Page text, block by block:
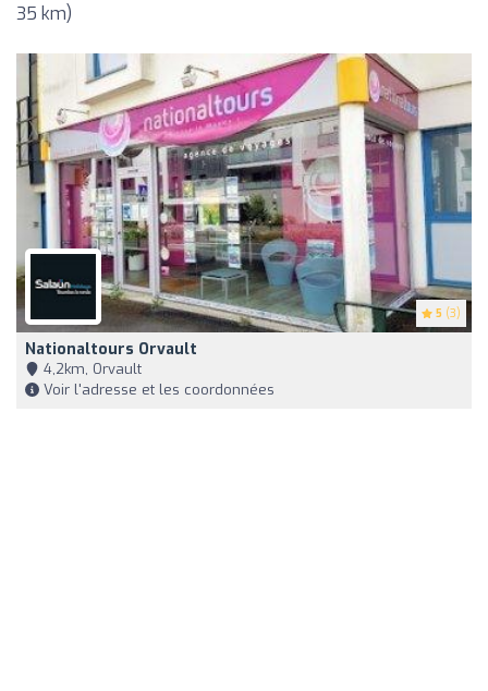
35 km)
5 (3)
Nationaltours Orvault
4,2km, Orvault
Voir l'adresse et les coordonnées